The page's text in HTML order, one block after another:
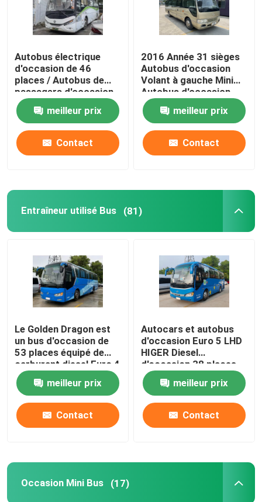
Autobus électrique
d'occasion de 46
places / Autobus de
passagers d'occasion
meilleur prix
Contact
2016 Année 31 sièges
Autobus d'occasion
Volant à gauche Mini
Autobus d'occasion
meilleur prix
Contact
Entraîneur utilisé Bus (81)
Le Golden Dragon est
un bus d'occasion de
53 places équipé de
carburant diesel Euro 4
LHD.
meilleur prix
Contact
Autocars et autobus
d'occasion Euro 5 LHD
HIGER Diesel
d'occasion 38 places
meilleur prix
Contact
Occasion Mini Bus (17)